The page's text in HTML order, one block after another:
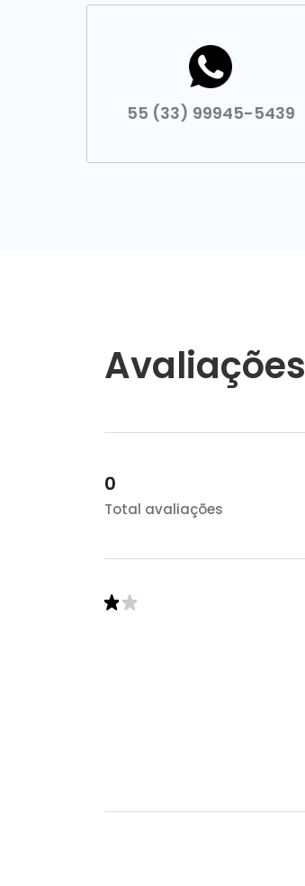
55 (33) 99945-5439
Avaliações
0
Total avaliações